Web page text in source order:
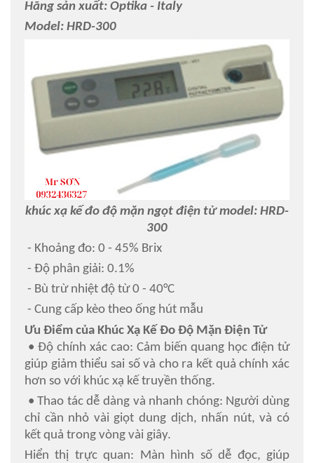
Hãng sản xuất: Optika - Italy
Model: HRD-300
khúc xạ kế đo độ mặn ngọt điện tử model: HRD-
300
- Khoảng đo: 0 - 45% Brix
- Độ phân giải: 0.1%
- Bù trừ nhiệt độ từ 0 - 40°C
- Cung cấp kèo theo ống hút mẫu
Ưu Điểm của Khúc Xạ Kế Đo Độ Mặn Điện Tử
• Độ chính xác cao: Cảm biến quang học điện tử
giúp giảm thiểu sai số và cho ra kết quả chính xác
hơn so với khúc xạ kế truyền thống.
• Thao tác dễ dàng và nhanh chóng: Người dùng
chỉ cần nhỏ vài giọt dung dịch, nhấn nút, và có
kết quả trong vòng vài giây.
Hiển thị trực quan: Màn hình số dễ đọc, giúp